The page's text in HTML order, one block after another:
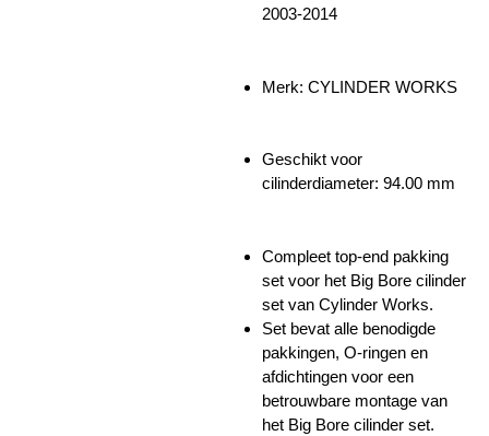
2003-2014
Merk: CYLINDER WORKS
Geschikt voor
cilinderdiameter: 94.00 mm
Compleet top-end pakking
set voor het Big Bore cilinder
set van Cylinder Works.
Set bevat alle benodigde
pakkingen, O-ringen en
afdichtingen voor een
betrouwbare montage van
het Big Bore cilinder set.